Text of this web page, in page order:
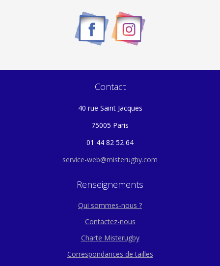
Contact
40 rue Saint Jacques
75005 Paris
01 44 82 52 64
service-web@misterugby.com
Renseignements
Qui sommes-nous ?
Contactez-nous
Charte Misterugby
Correspondances de tailles